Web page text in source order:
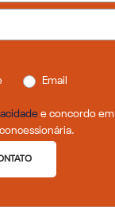
Email
e concordo em